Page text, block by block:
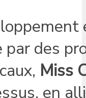
des
Miss
en